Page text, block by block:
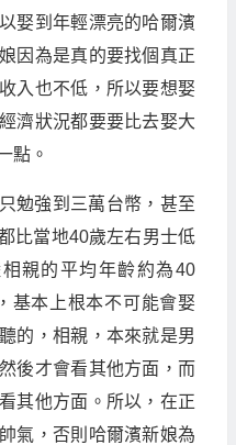
娶到年輕漂亮的哈爾濱
因為是真的要找個真正
入也不低，所以要想娶
濟狀況都要要比去娶大
點。
勉強到三萬台幣，甚至
比當地40歲左右男士低
親的平均年齡約為40
基本上根本不可能會娶
的，相親，本來就是男
後才會看其他方面，而
其他方面。所以，在正
氣，否則哈爾濱新娘為